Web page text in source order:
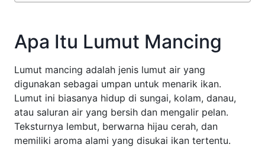
Apa Itu Lumut Mancing
Lumut mancing adalah jenis lumut air yang
digunakan sebagai umpan untuk menarik ikan.
Lumut ini biasanya hidup di sungai, kolam, danau,
atau saluran air yang bersih dan mengalir pelan.
Teksturnya lembut, berwarna hijau cerah, dan
memiliki aroma alami yang disukai ikan tertentu.